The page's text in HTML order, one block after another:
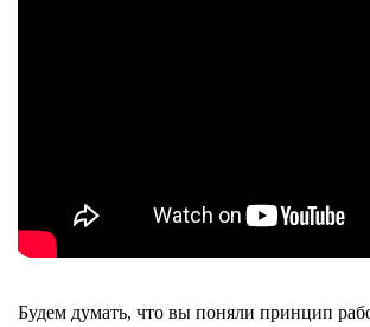
Будем думать, что вы поняли принцип